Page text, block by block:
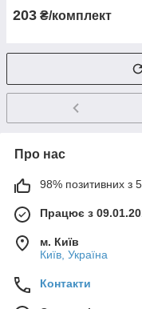
203 ₴/комплект
Про нас
98% позитивних з
Працює з
м. Київ
Київ, Україна
Контакти